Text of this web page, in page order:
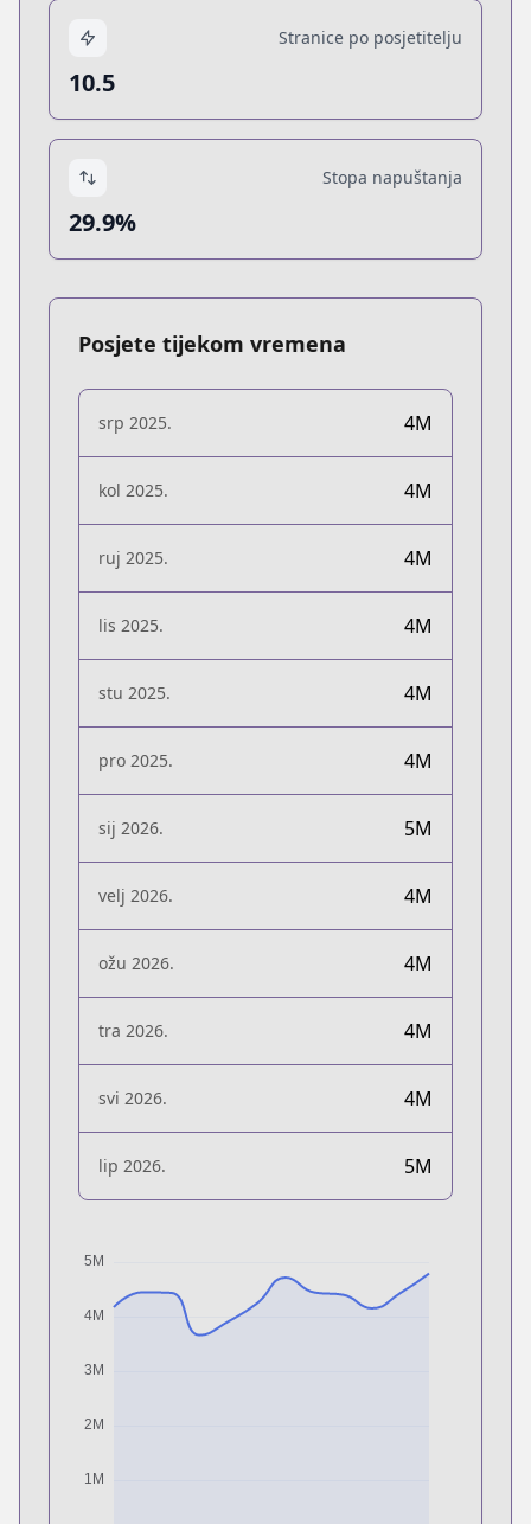
Stranice po posjetitelju
10.5
Stopa napuštanja
29.9%
Posjete tijekom vremena
srp 2025. 4M
kol 2025. 4M
ruj 2025. 4M
lis 2025. 4M
stu 2025. 4M
pro 2025. 4M
sij 2026. 5M
velj 2026. 4M
ožu 2026. 4M
tra 2026. 4M
svi 2026. 4M
lip 2026. 5M